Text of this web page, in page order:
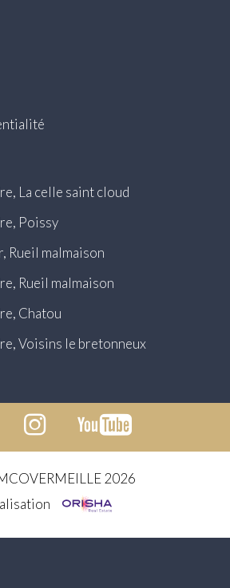
La celle saint cloud
Poissy
Rueil malmaison
Rueil malmaison
Chatou
Voisins le bretonneux
2026